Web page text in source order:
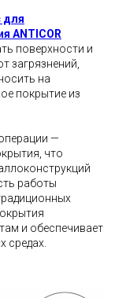
для
ANTICOR
поверхности и
загрязнений,
на
покрытие из
—
что
работы
и обеспечивает
средах.